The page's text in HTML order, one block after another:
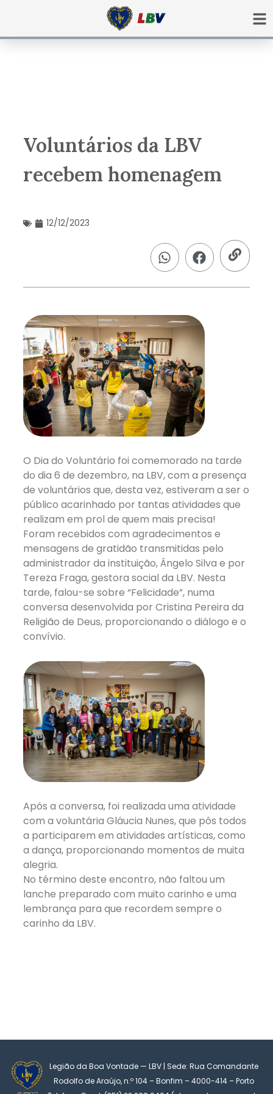
Voluntários da LBV
recebem homenagem
12/12/2023
O Dia do Voluntário foi comemorado na tarde
do dia 6 de dezembro, na LBV, com a presença
de voluntários que, desta vez, estiveram a ser o
público acarinhado por tantas atividades que
realizam em prol de quem mais precisa!
Foram recebidos com agradecimentos e
mensagens de gratidão transmitidas pelo
administrador da instituição, Ângelo Silva e por
Tereza Fraga, gestora social da LBV. Nesta
tarde, falou-se sobre “Felicidade”, numa
conversa desenvolvida por Cristina Pereira da
Religião de Deus, proporcionando o diálogo e o
convívio.
Após a conversa, foi realizada uma atividade
com a voluntária Gláucia Nunes, que pôs todos
a participarem em atividades artísticas, como
a dança, proporcionando momentos de muita
alegria.
No término deste encontro, não faltou um
lanche preparado com muito carinho e uma
lembrança para que recordem sempre o
carinho da LBV.
Legião da Boa Vontade — LBV | Sede: Rua Comandante
Rodolfo de Araújo, n.º 104 – Bonfim – 4000-414 – Porto